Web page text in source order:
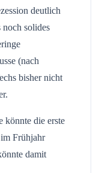
deutlich
solides
(nach
bisher nicht
könnte die erste
Frühjahr
damit